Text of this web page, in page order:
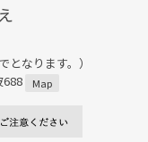
なります。）
Map